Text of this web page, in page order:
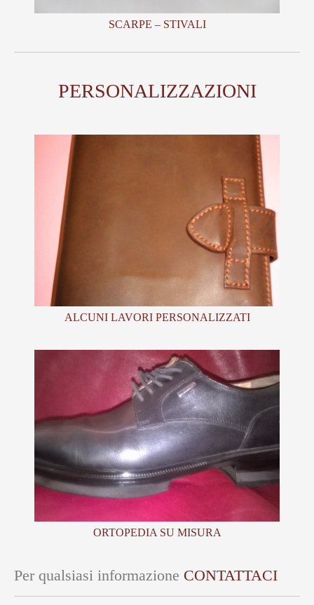
SCARPE – STIVALI
PERSONALIZZAZIONI
ALCUNI LAVORI PERSONALIZZATI
ORTOPEDIA SU MISURA
Per qualsiasi informazione CONTATTACI